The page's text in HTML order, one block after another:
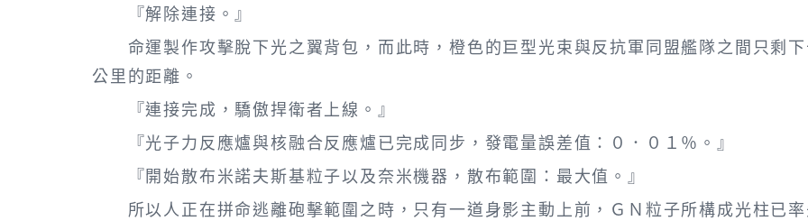
『解除連接。』
命運製作攻擊脫下光之翼背包，而此時，橙色的巨型光束與反抗軍同盟艦隊之間只剩下
公里的距離。
『連接完成，驕傲捍衛者上線。』
『光子力反應爐與核融合反應爐已完成同步，發電量誤差值：０．０１％。』
『開始散布米諾夫斯基粒子以及奈米機器，散布範圍：最大值。』
所以人正在拼命逃離砲擊範圍之時，只有一道身影主動上前，ＧＮ粒子所構成光柱已